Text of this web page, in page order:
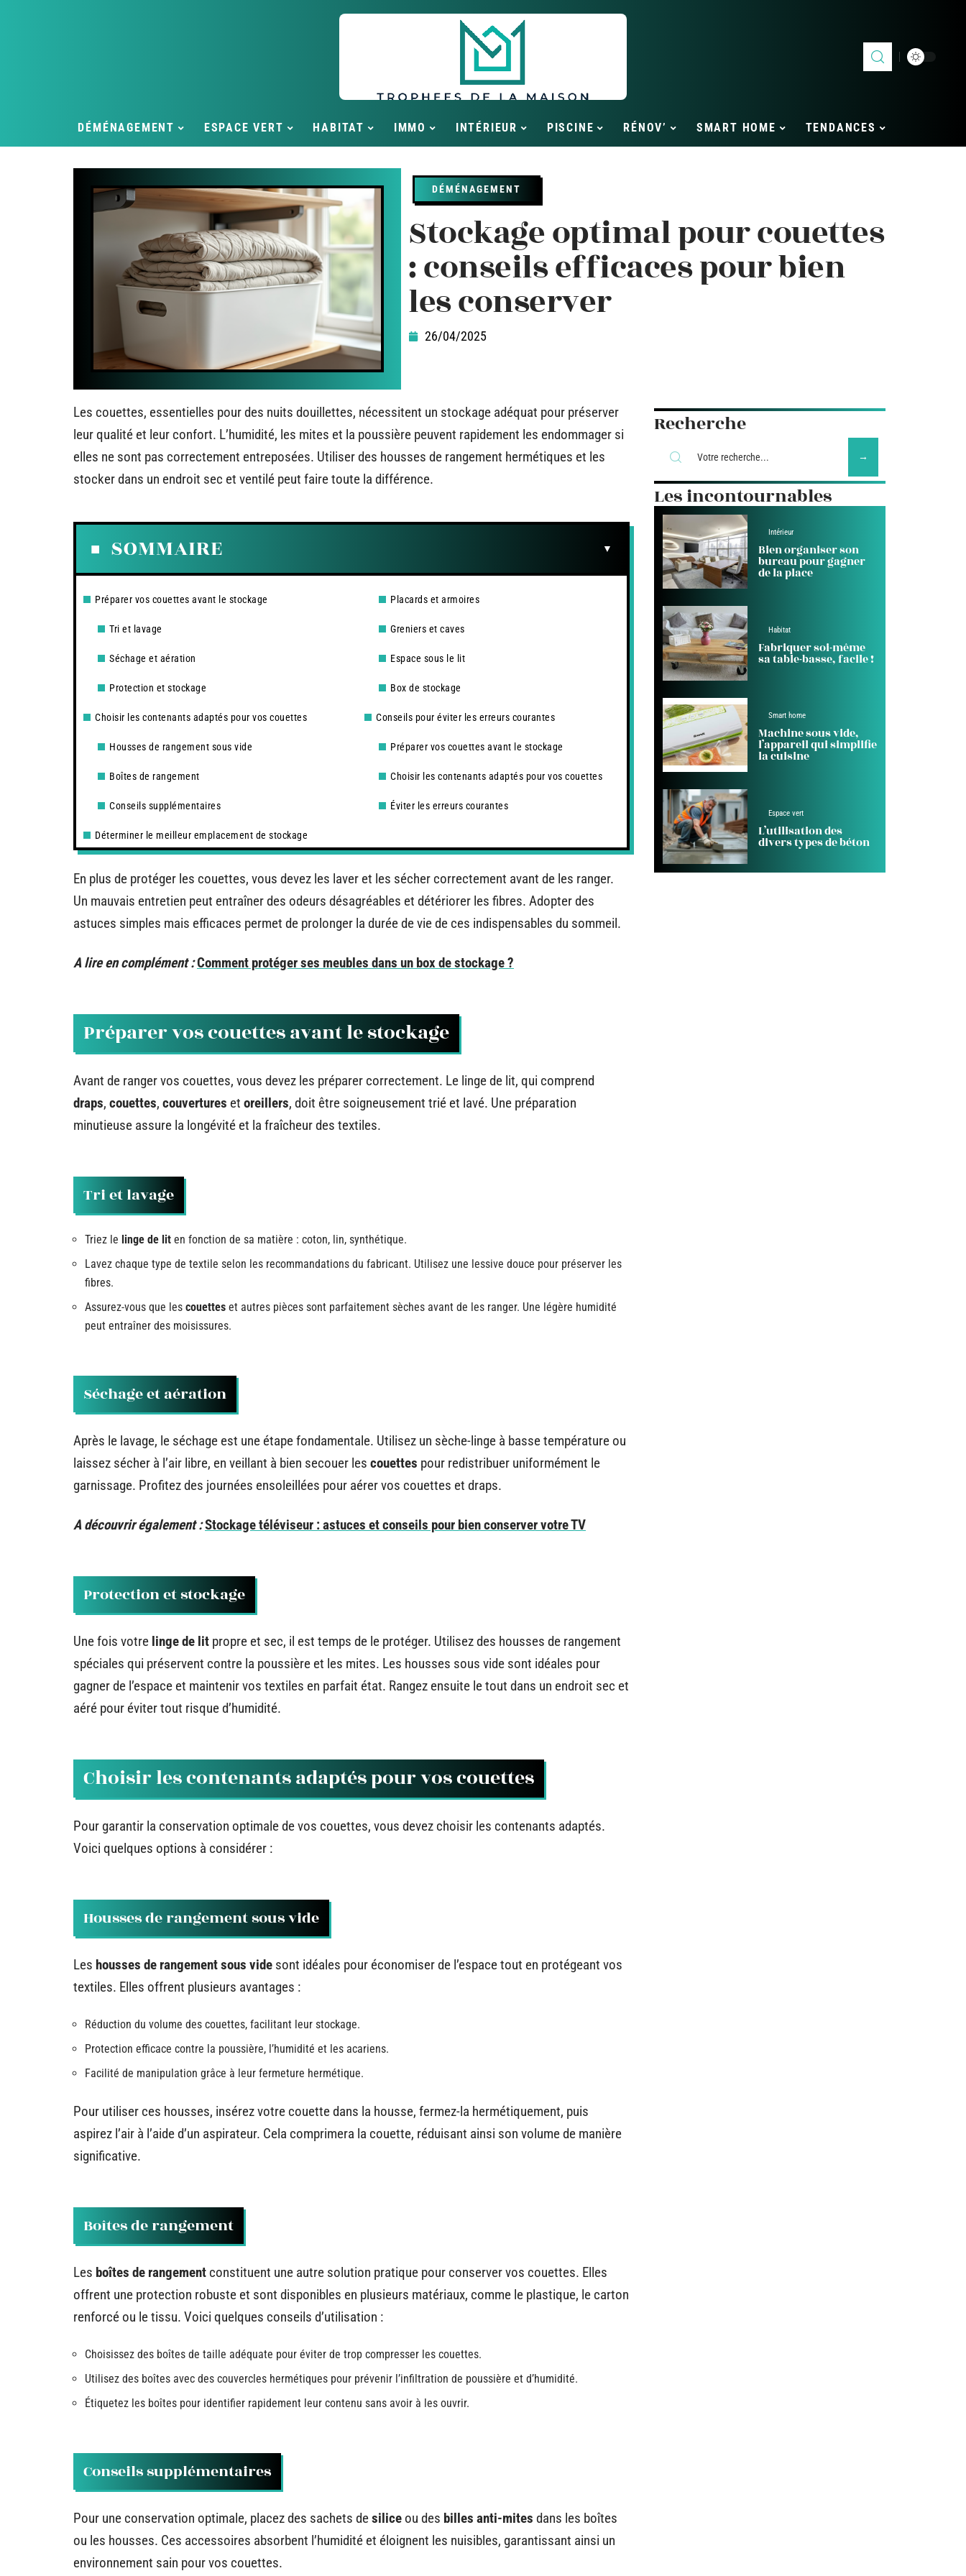
DÉMÉNAGEMENT ESPACE VERT HABITAT IMMO INTÉRIEUR PISCINE RÉNOV’ SMART HOME TENDANCES
DÉMÉNAGEMENT
Stockage optimal pour couettes
: conseils efficaces pour bien
les conserver
26/04/2025
Les couettes, essentielles pour des nuits douillettes, nécessitent un stockage adéquat pour préserver
leur qualité et leur confort. L’humidité, les mites et la poussière peuvent rapidement les endommager si
elles ne sont pas correctement entreposées. Utiliser des housses de rangement hermétiques et les
stocker dans un endroit sec et ventilé peut faire toute la différence.
SOMMAIRE
Préparer vos couettes avant le stockage
Tri et lavage
Séchage et aération
Protection et stockage
Choisir les contenants adaptés pour vos couettes
Housses de rangement sous vide
Boîtes de rangement
Conseils supplémentaires
Déterminer le meilleur emplacement de stockage
Placards et armoires
Greniers et caves
Espace sous le lit
Box de stockage
Conseils pour éviter les erreurs courantes
Préparer vos couettes avant le stockage
Choisir les contenants adaptés pour vos couettes
Éviter les erreurs courantes
En plus de protéger les couettes, vous devez les laver et les sécher correctement avant de les ranger.
Un mauvais entretien peut entraîner des odeurs désagréables et détériorer les fibres. Adopter des
astuces simples mais efficaces permet de prolonger la durée de vie de ces indispensables du sommeil.
A lire en complément :Comment protéger ses meubles dans un box de stockage ?
Préparer vos couettes avant le stockage
Avant de ranger vos couettes, vous devez les préparer correctement. Le linge de lit, qui comprend
draps, couettes, couvertures et oreillers, doit être soigneusement trié et lavé. Une préparation
minutieuse assure la longévité et la fraîcheur des textiles.
Tri et lavage
Triez le linge de lit en fonction de sa matière : coton, lin, synthétique.
Lavez chaque type de textile selon les recommandations du fabricant. Utilisez une lessive douce pour préserver les
fibres.
Assurez-vous que les couettes et autres pièces sont parfaitement sèches avant de les ranger. Une légère humidité
peut entraîner des moisissures.
Séchage et aération
Après le lavage, le séchage est une étape fondamentale. Utilisez un sèche-linge à basse température ou
laissez sécher à l’air libre, en veillant à bien secouer les couettes pour redistribuer uniformément le
garnissage. Profitez des journées ensoleillées pour aérer vos couettes et draps.
A découvrir également :Stockage téléviseur : astuces et conseils pour bien conserver votre TV
Protection et stockage
Une fois votre linge de lit propre et sec, il est temps de le protéger. Utilisez des housses de rangement
spéciales qui préservent contre la poussière et les mites. Les housses sous vide sont idéales pour
gagner de l’espace et maintenir vos textiles en parfait état. Rangez ensuite le tout dans un endroit sec et
aéré pour éviter tout risque d’humidité.
Choisir les contenants adaptés pour vos couettes
Pour garantir la conservation optimale de vos couettes, vous devez choisir les contenants adaptés.
Voici quelques options à considérer :
Housses de rangement sous vide
Les housses de rangement sous vide sont idéales pour économiser de l’espace tout en protégeant vos
textiles. Elles offrent plusieurs avantages :
Réduction du volume des couettes, facilitant leur stockage.
Protection efficace contre la poussière, l’humidité et les acariens.
Facilité de manipulation grâce à leur fermeture hermétique.
Pour utiliser ces housses, insérez votre couette dans la housse, fermez-la hermétiquement, puis
aspirez l’air à l’aide d’un aspirateur. Cela comprimera la couette, réduisant ainsi son volume de manière
significative.
Boîtes de rangement
Les boîtes de rangement constituent une autre solution pratique pour conserver vos couettes. Elles
offrent une protection robuste et sont disponibles en plusieurs matériaux, comme le plastique, le carton
renforcé ou le tissu. Voici quelques conseils d’utilisation :
Choisissez des boîtes de taille adéquate pour éviter de trop compresser les couettes.
Utilisez des boîtes avec des couvercles hermétiques pour prévenir l’infiltration de poussière et d’humidité.
Étiquetez les boîtes pour identifier rapidement leur contenu sans avoir à les ouvrir.
Conseils supplémentaires
Pour une conservation optimale, placez des sachets desilice ou des billes anti-mites dans les boîtes
ou les housses. Ces accessoires absorbent l’humidité et éloignent les nuisibles, garantissant ainsi un
environnement sain pour vos couettes.
Recherche
Les incontournables
Intérieur
Bien organiser son
bureau pour gagner
de la place
Habitat
Fabriquer soi-même
sa table-basse, facile !
Smart home
Machine sous vide,
l’appareil qui simplifie
la cuisine
Espace vert
L’utilisation des
divers types de béton